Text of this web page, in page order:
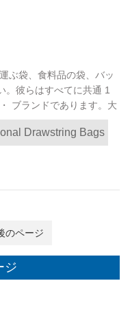
ぶ袋、食料品の袋、バッ
。彼らはすべてに共通 1
ブランドであります。大
ドであり、バッグがさ
晴らしいツールをするこ
会社名を運ぶバッグを
くそれ...
Drawstring Bags
のページ
ジ